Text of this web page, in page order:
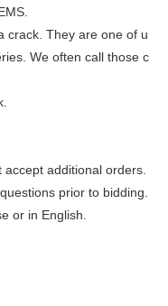
crack. They are one of u
We often call those c
additional orders.
prior to bidding.
or in English.